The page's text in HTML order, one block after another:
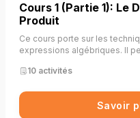
Cours 1 (partie 1): Le
Produit
Ce cours porte sur les
expressions algébriques. Il
littérales, simplifier des
10 activités
Savoir